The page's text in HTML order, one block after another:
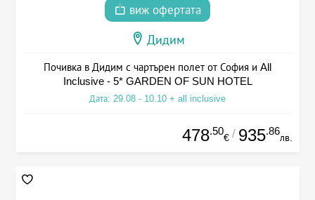
виж офертата
Дидим
Почивка в Дидим с чартърен полет от София и All
Inclusive - 5* GARDEN OF SUN HOTEL
Дата: 29.08 - 10.10 + all inclusive
478.50
€ / 935.86
лв.